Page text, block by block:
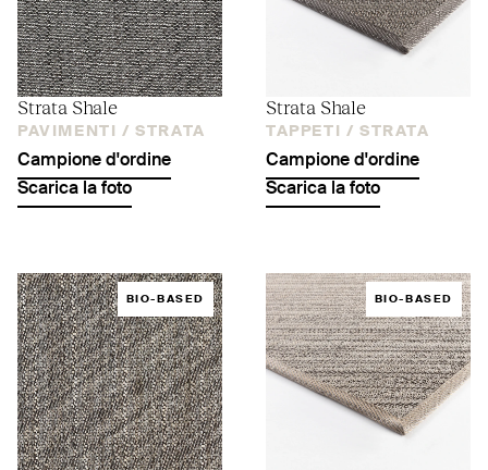
Strata Shale
PAVIMENTI / STRATA
Campione d'ordine
Scarica la foto
Strata Shale
TAPPETI / STRATA
Campione d'ordine
Scarica la foto
BIO-BASED BIO-BASED